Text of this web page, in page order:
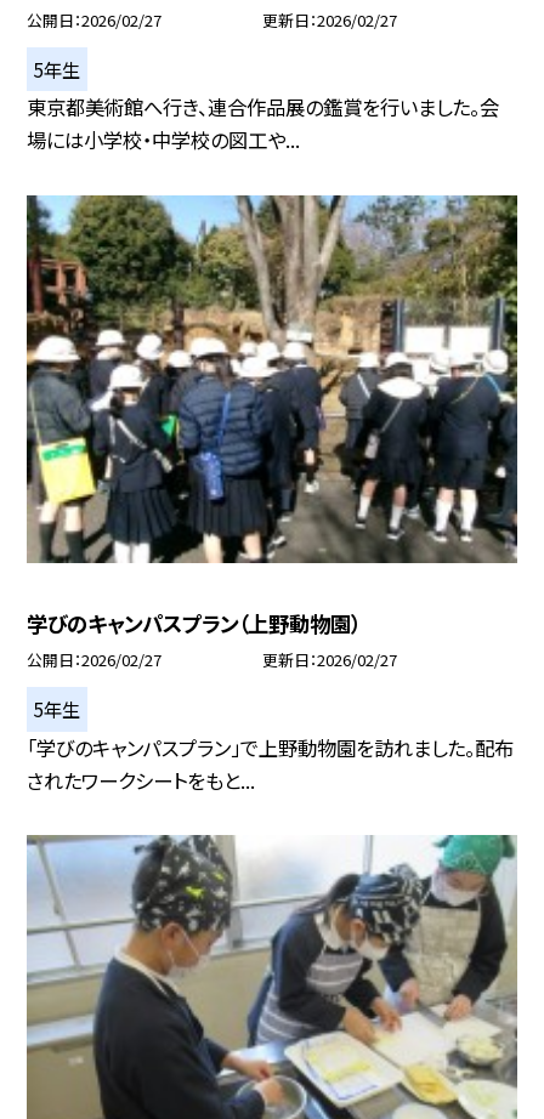
公開日 2026/02/27 更新日 2026/02/27
5年生
東京都美術館へ行き、連合作品展の鑑賞を行いました。会
場には小学校・中学校の図工や...
学びのキャンパスプラン（上野動物園）
公開日 2026/02/27 更新日 2026/02/27
5年生
「学びのキャンパスプラン」で上野動物園を訪れました。配布
されたワークシートをもと...